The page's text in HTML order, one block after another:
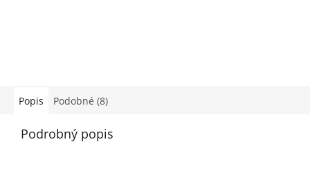
Popis Podobné (8)
Podrobný popis